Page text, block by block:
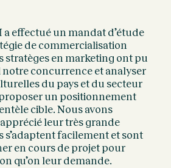
a effectué un mandat d’étude
de commercialisation
stratèges en marketing ont pu
notre concurrence et analyser
du pays et du secteur
un positionnement
cible. Nous avons
leur très grande
s’adaptent facilement et sont
en cours de projet pour
qu’on leur demande.